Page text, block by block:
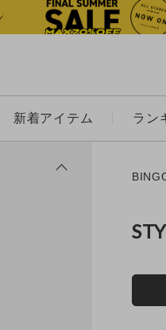
新着アイテム ラン
キーワード